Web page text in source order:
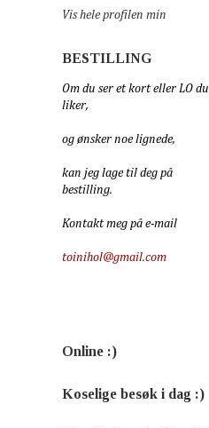
Vis hele profilen min
BESTILLING
Om du ser et kort eller LO du
liker,
og ønsker noe lignede,
kan jeg lage til deg på
bestilling.
Kontakt meg på e-mail
toinihol@gmail.com
Online :)
Koselige besøk i dag :)